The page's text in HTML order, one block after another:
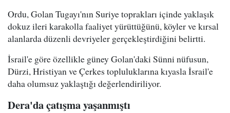
Ordu, Golan Tugayı'nın Suriye toprakları içinde yaklaşık
dokuz ileri karakolla faaliyet yürüttüğünü, köyler ve kırsal
alanlarda düzenli devriyeler gerçekleştirdiğini belirtti.
İsrail'e göre özellikle güney Golan'daki Sünni nüfusun,
Dürzi, Hristiyan ve Çerkes topluluklarına kıyasla İsrail'e
daha olumsuz yaklaştığı değerlendiriliyor.
Dera'da çatışma yaşanmıştı